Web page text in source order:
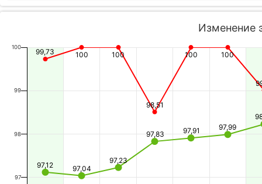
Изменение
97,12 97,04
97,23
97,83 97,91 97,99
99,73 100 100
98,51
100 100
97
98
99
100